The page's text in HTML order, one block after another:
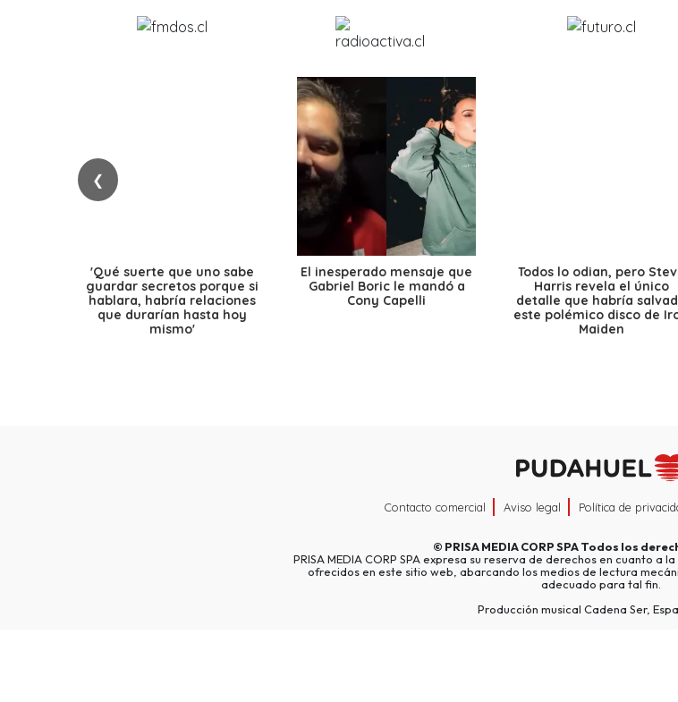
❮
'Qué suerte que uno sabe
guardar secretos porque si
hablara, habría relaciones
que durarían hasta hoy
mismo'
El inesperado mensaje que
Gabriel Boric le mandó a
Cony Capelli
Todos lo odian, pero
Harris revela el único
detalle que habría
este polémico disco de
Maiden
Contacto comercial Aviso legal Política de
© PRISA MEDIA CORP SPATodos los
PRISA MEDIA CORP SPA expresa su reserva de derechos en cuanto a
ofrecidos en este sitio web, abarcando los medios de lectura
adecuado para tal fin.
Producción musical Cadena Ser,